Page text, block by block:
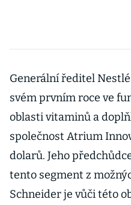
Generální ředitel
svém prvním roce ve
oblasti vitaminů a
společnost Atrium
dolarů. Jeho
tento segment z
Schneider je vůči této